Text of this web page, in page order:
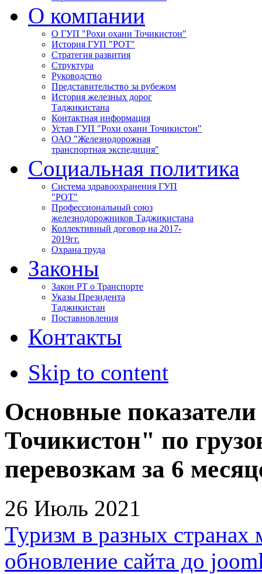
О компании
О ГУП "Рохи охани Точикистон"
История ГУП "РОТ"
Стратегия развития
Структура
Руководство
Представительство за рубежом
История железных дорог
Таджикистана
Контактная информация
Устав ГУП "Рохи охани Точикистон"
ОАО "Железнодорожная
транспортная экспедиция"
Социальная политика
Система здравоохранения ГУП
"РОТ"
Профессиональный союз
железнодорожников Таджикистана
Коллективный договор на 2017-
2019гг.
Охрана труда
Законы
Закон РТ о Транспорте
Указы Президента
Таджикистан
Поставновления
Контакты
Skip to content
Основные
Точикистон" по
перевозкам за 6
26 Июль 2021
Туризм в разных странах
обновление сайта до